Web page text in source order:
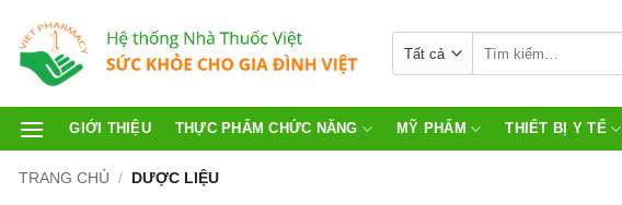
GIỚI THIỆU THỰC PHẨM CHỨC NĂNG MỸ PHẨM THIẾT BỊ Y TẾ
TRANG CHỦ / DƯỢC LIỆU